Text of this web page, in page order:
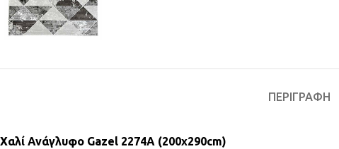
ΠΕΡΙΓΡΑΦΉ
Χαλί Ανάγλυφο Gazel 2274A (200x290cm)